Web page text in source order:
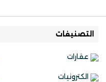
التصنيفات
عقارات
الكترونيات